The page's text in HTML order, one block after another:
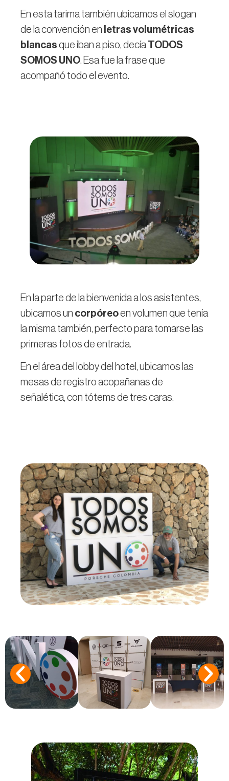
En esta tarima también ubicamos el slogan
de la convención en letras volumétricas
blancas que iban a piso, decíaTODOS
SOMOS UNO. Esa fue la frase que
acompañó todo el evento.
En la parte de la bienvenida a los asistentes,
ubicamos un corpóreoen volumen que tenía
la misma también, perfecto para tomarse las
primeras fotos de entrada.
En el área del lobby del hotel, ubicamos las
mesas de registro acopañanas de
señalética, con tótems de tres caras.